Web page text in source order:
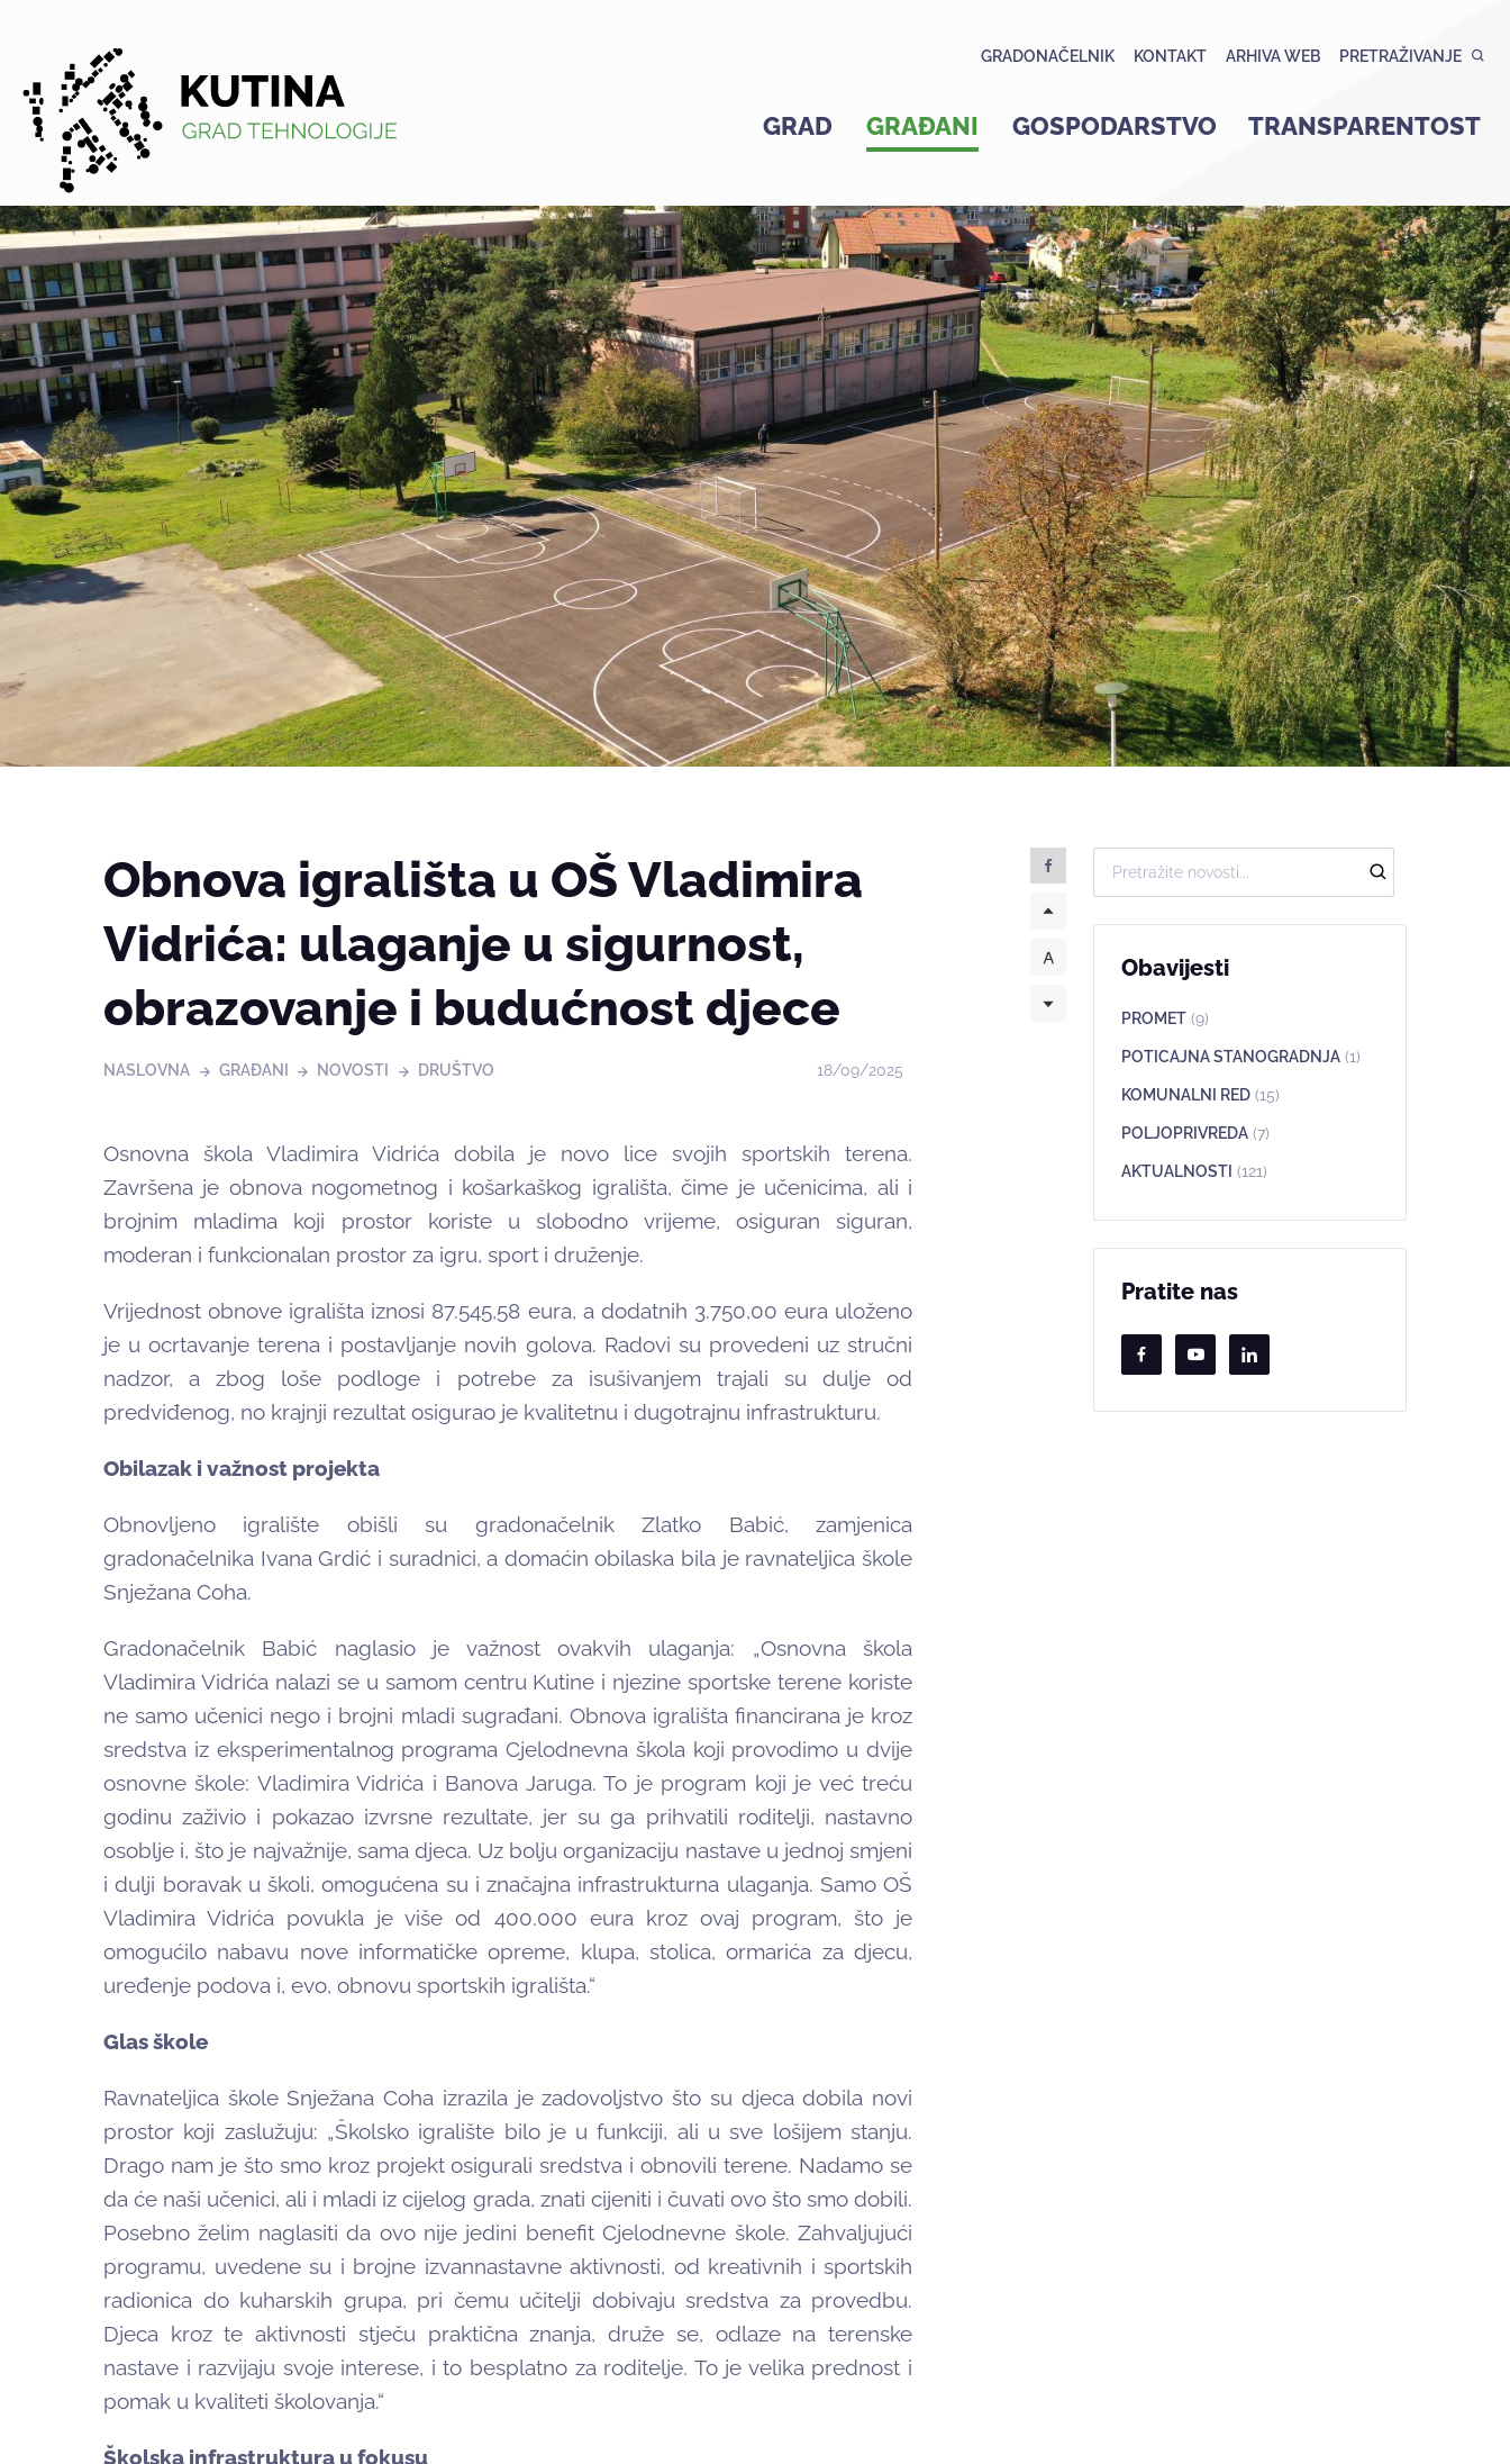
Kutina
GRADONAČELNIK KONTAKT ARHIVA WEB PRETRAŽIVANJE
GRAD GRAĐANI GOSPODARSTVO TRANSPARENTOST
Obnova igrališta u OŠ Vladimira
Vidrića: ulaganje u sigurnost,
obrazovanje i budućnost djece
NASLOVNA GRAĐANI NOVOSTI DRUŠTVO 18/09/2025
Osnovna škola Vladimira Vidrića dobila je novo lice svojih sportskih terena.
Završena je obnova nogometnog i košarkaškog igrališta, čime je učenicima, ali i
brojnim mladima koji prostor koriste u slobodno vrijeme, osiguran siguran,
moderan i funkcionalan prostor za igru, sport i druženje.
Vrijednost obnove igrališta iznosi 87.545,58 eura, a dodatnih 3.750,00 eura uloženo
je u ocrtavanje terena i postavljanje novih golova. Radovi su provedeni uz stručni
nadzor, a zbog loše podloge i potrebe za isušivanjem trajali su dulje od
predviđenog, no krajnji rezultat osigurao je kvalitetnu i dugotrajnu infrastrukturu.
Obilazak i važnost projekta
Obnovljeno igralište obišli su gradonačelnik Zlatko Babić, zamjenica
gradonačelnika Ivana Grdić i suradnici, a domaćin obilaska bila je ravnateljica škole
Snježana Coha.
Gradonačelnik Babić naglasio je važnost ovakvih ulaganja: „Osnovna škola
Vladimira Vidrića nalazi se u samom centru Kutine i njezine sportske terene koriste
ne samo učenici nego i brojni mladi sugrađani. Obnova igrališta financirana je kroz
sredstva iz eksperimentalnog programa Cjelodnevna škola koji provodimo u dvije
osnovne škole: Vladimira Vidrića i Banova Jaruga. To je program koji je već treću
godinu zaživio i pokazao izvrsne rezultate, jer su ga prihvatili roditelji, nastavno
osoblje i, što je najvažnije, sama djeca. Uz bolju organizaciju nastave u jednoj smjeni
i dulji boravak u školi, omogućena su i značajna infrastrukturna ulaganja. Samo OŠ
Vladimira Vidrića povukla je više od 400.000 eura kroz ovaj program, što je
omogućilo nabavu nove informatičke opreme, klupa, stolica, ormarića za djecu,
uređenje podova i, evo, obnovu sportskih igrališta.“
Glas škole
Ravnateljica škole Snježana Coha izrazila je zadovoljstvo što su djeca dobila novi
prostor koji zaslužuju: „Školsko igralište bilo je u funkciji, ali u sve lošijem stanju.
Drago nam je što smo kroz projekt osigurali sredstva i obnovili terene. Nadamo se
da će naši učenici, ali i mladi iz cijelog grada, znati cijeniti i čuvati ovo što smo dobili.
Posebno želim naglasiti da ovo nije jedini benefit Cjelodnevne škole. Zahvaljujući
programu, uvedene su i brojne izvannastavne aktivnosti, od kreativnih i sportskih
radionica do kuharskih grupa, pri čemu učitelji dobivaju sredstva za provedbu.
Djeca kroz te aktivnosti stječu praktična znanja, druže se, odlaze na terenske
nastave i razvijaju svoje interese, i to besplatno za roditelje. To je velika prednost i
pomak u kvaliteti školovanja.“
Školska infrastruktura u fokusu
Obavijesti
PROMET (9)
POTICAJNA STANOGRADNJA (1)
KOMUNALNI RED (15)
POLJOPRIVREDA (7)
AKTUALNOSTI (121)
Pratite nas